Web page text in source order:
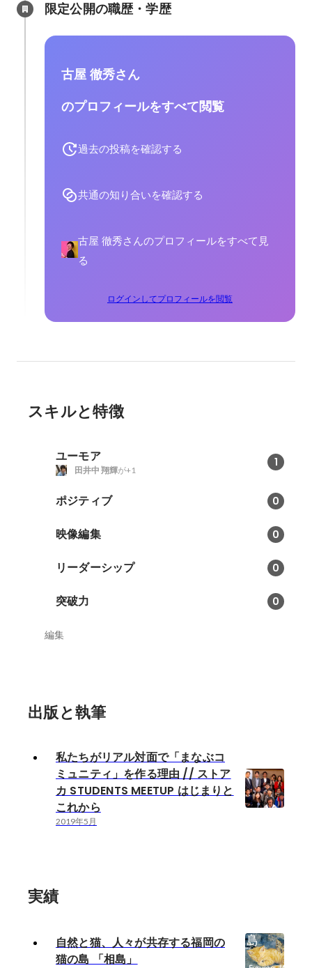
限定公開の職歴・学歴
古屋 徹秀さん
のプロフィールをすべて閲覧
過去の投稿を確認する
共通の知り合いを確認する
古屋 徹秀さんのプロフィールをすべて見
る
ログインしてプロフィールを閲覧
スキルと特徴
ユーモア 1
田井中 翔輝が+1
ポジティブ 0
映像編集 0
リーダーシップ 0
突破力 0
編集
出版と執筆
私たちがリアル対面で「まなぶコ
ミュニティ」を作る理由 // ストア
カ STUDENTS MEETUP はじまりと
これから
2019年5月
実績
自然と猫、人々が共存する福岡の
猫の島 「相島」